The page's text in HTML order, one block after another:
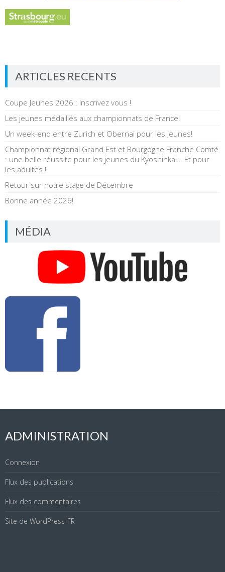
ARTICLES RECENTS
Coupe Jeunes 2026 : Inscrivez vous !
Les jeunes médaillés aux championnats de France!
Un week-end entre Zurich et Obernai pour les jeunes!
Championnat régional Grand Est et Bourgogne Franche Comté
: une belle réussite pour les jeunes du Kyoshinkai… Et pour
les adultes !
Retour sur notre stage de Décembre
Bonne année 2026!
MÉDIA
ADMINISTRATION
Connexion
Flux des publications
Flux des commentaires
Site de WordPress-FR